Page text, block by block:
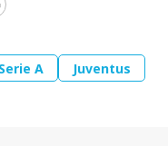
Serie A Juventus